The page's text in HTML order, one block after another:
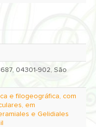
04301-902, São
e filogeográfica, com
em
e Gelidiales